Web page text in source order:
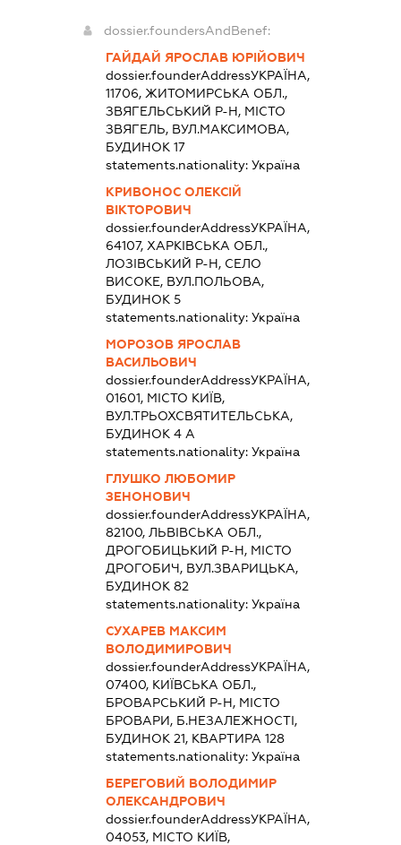
dossier.foundersAndBenef:
ГАЙДАЙ ЯРОСЛАВ ЮРІЙОВИЧ
dossier.founderAddressУКРАЇНА,
11706, ЖИТОМИРСЬКА ОБЛ.,
ЗВЯГЕЛЬСЬКИЙ Р-Н, МІСТО
ЗВЯГЕЛЬ, ВУЛ.МАКСИМОВА,
БУДИНОК 17
statements.nationality: Україна
КРИВОНОС ОЛЕКСІЙ
ВІКТОРОВИЧ
dossier.founderAddressУКРАЇНА,
64107, ХАРКІВСЬКА ОБЛ.,
ЛОЗІВСЬКИЙ Р-Н, СЕЛО
ВИСОКЕ, ВУЛ.ПОЛЬОВА,
БУДИНОК 5
statements.nationality: Україна
МОРОЗОВ ЯРОСЛАВ
ВАСИЛЬОВИЧ
dossier.founderAddressУКРАЇНА,
01601, МІСТО КИЇВ,
ВУЛ.ТРЬОХСВЯТИТЕЛЬСЬКА,
БУДИНОК 4 А
statements.nationality: Україна
ГЛУШКО ЛЮБОМИР
ЗЕНОНОВИЧ
dossier.founderAddressУКРАЇНА,
82100, ЛЬВІВСЬКА ОБЛ.,
ДРОГОБИЦЬКИЙ Р-Н, МІСТО
ДРОГОБИЧ, ВУЛ.ЗВАРИЦЬКА,
БУДИНОК 82
statements.nationality: Україна
СУХАРЕВ МАКСИМ
ВОЛОДИМИРОВИЧ
dossier.founderAddressУКРАЇНА,
07400, КИЇВСЬКА ОБЛ.,
БРОВАРСЬКИЙ Р-Н, МІСТО
БРОВАРИ, Б.НЕЗАЛЕЖНОСТІ,
БУДИНОК 21, КВАРТИРА 128
statements.nationality: Україна
БЕРЕГОВИЙ ВОЛОДИМИР
ОЛЕКСАНДРОВИЧ
dossier.founderAddressУКРАЇНА,
04053, МІСТО КИЇВ,